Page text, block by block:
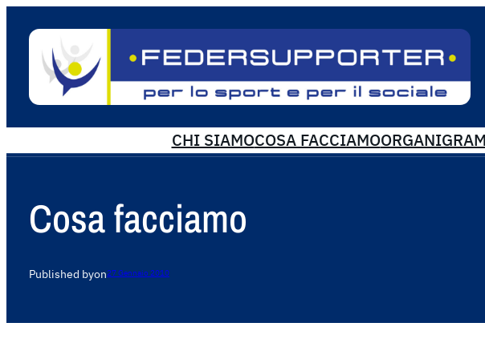
CHI SIAMOCOSA FACCIAMO
Cosa facciamo
Published byon27 Gennaio 2010